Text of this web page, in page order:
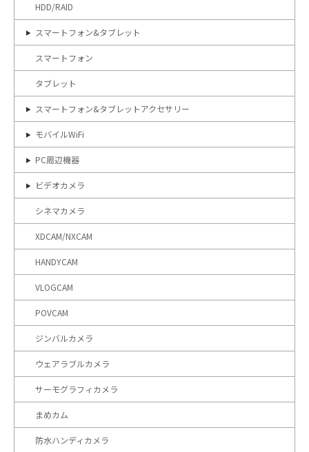
HDD/RAID
スマートフォン&タブレット
スマートフォン
タブレット
スマートフォン&タブレットアクセサリー
モバイルWiFi
PC周辺機器
ビデオカメラ
シネマカメラ
XDCAM/NXCAM
HANDYCAM
VLOGCAM
POVCAM
ジンバルカメラ
ウェアラブルカメラ
サーモグラフィカメラ
まめカム
防水ハンディカメラ